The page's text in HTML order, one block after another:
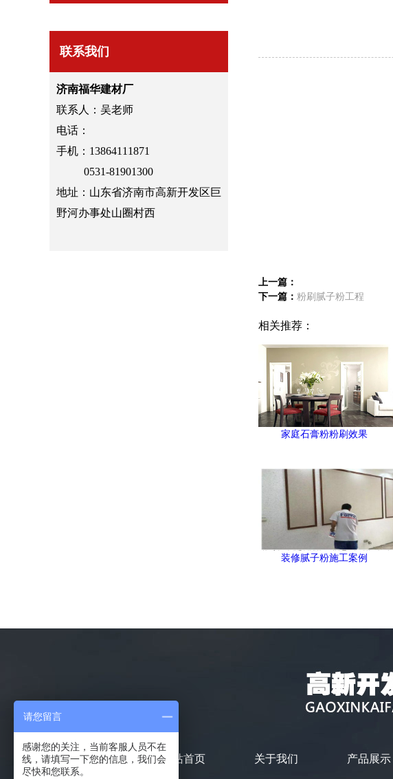
联系我们
济南福华建材厂
联系人：吴老师
电话：
手机：13864111871
0531-81901300
地址：山东省济南市高新开发区巨
野河办事处山圈村西
上一篇：
下一篇： 粉刷腻子粉工程
相关推荐：
家庭石膏粉粉刷效果
装修腻子粉施工案例
网站首页 关于我们 产品展示
请您留言
感谢您的关注，当前客服人员不在
线，请填写一下您的信息，我们会
尽快和您联系。